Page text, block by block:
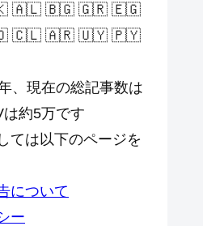
🇦🇱 🇧🇬 🇬🇷 🇪🇬
🇨🇱 🇦🇷 🇺🇾 🇵🇾
、現在の総記事数は
約5万です
ては以下のページを
について
ー